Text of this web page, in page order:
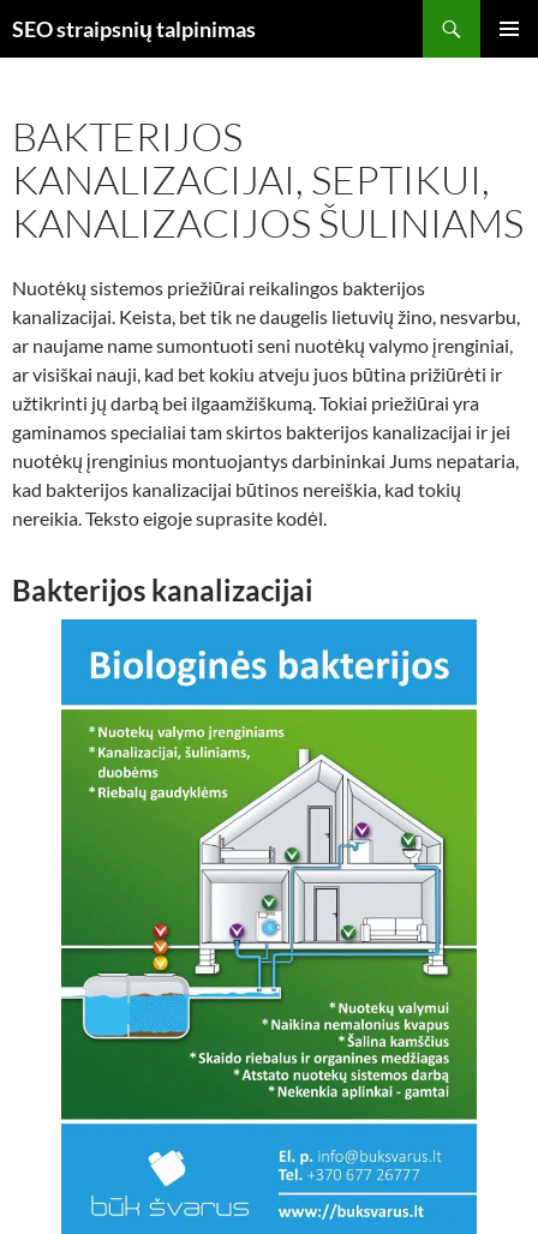
toSEO straipsnių talpinimas
BAKTERIJOS
KANALIZACIJAI, SEPTIKUI,
KANALIZACIJOS ŠULINIAMS
Nuotėkų sistemos priežiūrai reikalingos bakterijos
kanalizacijai. Keista, bet tik ne daugelis lietuvių žino, nesvarbu,
ar naujame name sumontuoti seni nuotėkų valymo įrenginiai,
ar visiškai nauji, kad bet kokiu atveju juos būtina prižiūrėti ir
užtikrinti jų darbą bei ilgaamžiškumą. Tokiai priežiūrai yra
gaminamos specialiai tam skirtos bakterijos kanalizacijai ir jei
nuotėkų įrenginius montuojantys darbininkai Jums nepataria,
kad bakterijos kanalizacijai būtinos nereiškia, kad tokių
nereikia. Teksto eigoje suprasite kodėl.
Bakterijos kanalizacijai